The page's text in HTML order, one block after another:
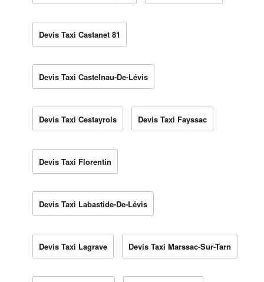
Devis Taxi Castanet 81
Devis Taxi Castelnau-De-Lévis
Devis Taxi Cestayrols Devis Taxi Fayssac
Devis Taxi Florentin
Devis Taxi Labastide-De-Lévis
Devis Taxi Lagrave Devis Taxi Marssac-Sur-Tarn